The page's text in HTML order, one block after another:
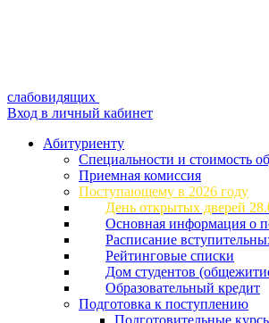
слабовидящих
Вход в личный кабинет
Абитуриенту
Специальности и стоимость
Приемная комиссия
Поступающему в 2026 году
День открытых дверей
Основная информация о
Расписание
Рейтинговые списки
Дом студентов
Образовательный кредит
Подготовка к поступлению
Подготовительные